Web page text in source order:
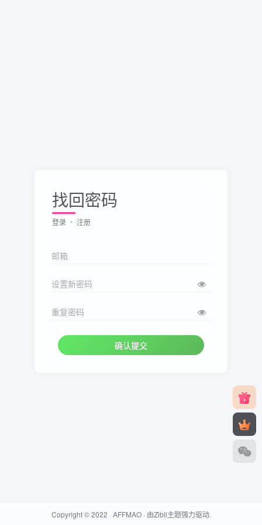
找回密码
登录 注册
邮箱
设置新密码
重复密码
确认提交
Copyright © 2022 · AFFMAO· 由Zibll主题强力驱动.